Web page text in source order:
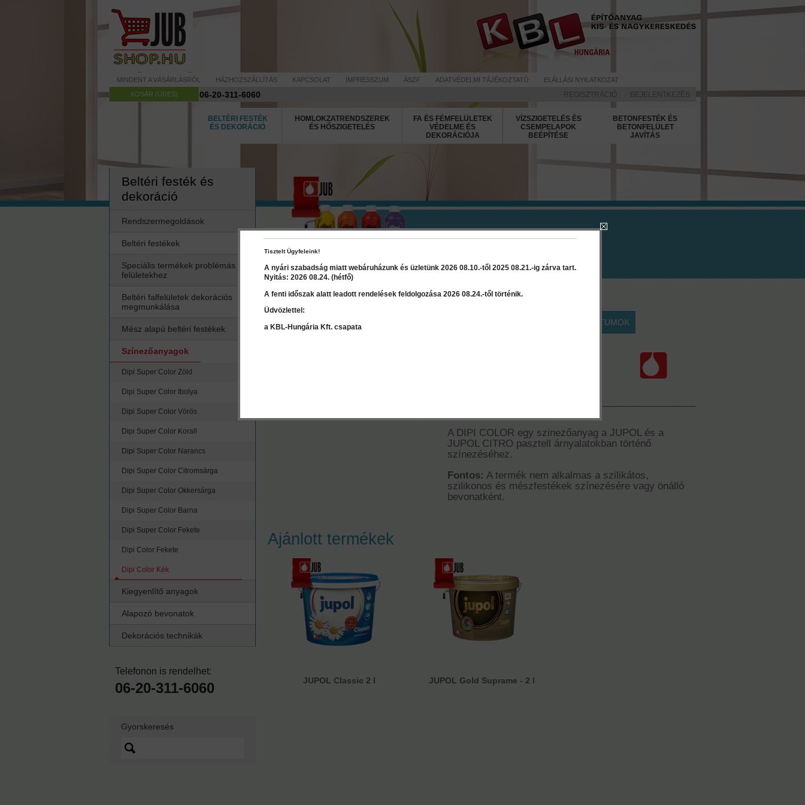
MINDENT A VÁSÁRLÁSRÓL HÁZHOZSZÁLLÍTÁS KAPCSOLAT IMPRESSZUM ÁSZF ADATVÉDELMI TÁJÉKOZTATÓ
ELÁLLÁSI NYILATKOZAT
KOSÁR (ÜRES)
06-20-311-6060 REGISZTRÁCIÓ BEJELENTKEZÉS
BELTÉRI FESTÉK
ÉS DEKORÁCIÓ
HOMLOKZATRENDSZEREK
ÉS HŐSZIGETELÉS
FA ÉS FÉMFELÜLETEK
VÉDELME ÉS
DEKORÁCIÓJA
VÍZSZIGETELÉS ÉS
CSEMPELAPOK
BEÉPÍTÉSE
BETONFESTÉK ÉS
BETONFELÜLET
JAVÍTÁS
Beltéri festék és
dekoráció
Rendszermegoldások
Beltéri festékek
Speciális termékek problémás
felületekhez
Beltéri falfelületek dekorációs
megmunkálása
Mész alapú beltéri festékek
Színezőanyagok
Dipi Super Color Zöld
Dipi Super Color Ibolya
Dipi Super Color Vörös
Dipi Super Color Korall
Dipi Super Color Narancs
Dipi Super Color Citromsárga
Dipi Super Color Okkersárga
Dipi Super Color Barna
Dipi Super Color Fekete
Dipi Color Fekete
Dipi Color Kék
Kiegyenlítő anyagok
Alapozó bevonatok
Dekorációs technikák
Telefonon is rendelhet:
06-20-311-6060
Gyorskeresés
Dipi Color Kék
DOKUMENTUMOK
A DIPI COLOR egy szinezőanyag a JUPOL és a
JUPOL CITRO pasztell árnyalatokban történő
színezéséhez.
Fontos: A termék nem alkalmas a szilikátos,
szilikonos és mészfestékek színezésére vagy önálló
bevonatként.
Ár:1 000 Ft
Válasszon mennyiséget:
Ajánlott termékek
JUPOL Classic 2 l JUPOL Gold Suprame - 2 l
Tisztelt Ügyfeleink!
A nyári szabadság miatt webáruházunk és üzletünk 2026 08.10.-től 2025 08.21.-ig zárva tart.
Nyitás: 2026 08.24. (hétfő)
A fenti időszak alatt leadott rendelések feldolgozása 2026 08.24.-től történik.
Üdvözlettel:
a KBL-Hungária Kft. csapata